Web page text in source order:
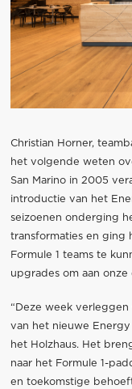
Christian Horner,
het volgende weten
San Marino in 2005
introductie van het
seizoenen onderging
transformaties en ging
Formule 1 teams te
upgrades om aan onze
“Deze week
van het nieuwe
het Holzhaus. Het
naar het Formule 1-
en toekomstige